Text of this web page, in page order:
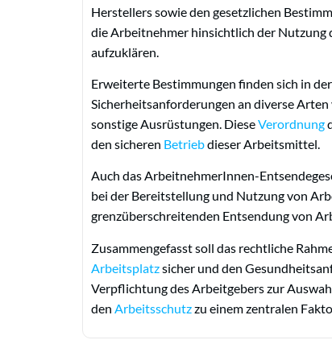
Herstellers sowie den gesetzlichen
die Arbeitnehmer hinsichtlich der
aufzuklären.
Erweiterte Bestimmungen finden sich in
Sicherheitsanforderungen an diverse
sonstige Ausrüstungen. DieseVerordnung
den sicheren Betriebdieser Arbeitsmittel.
Auch das ArbeitnehmerInnen-
bei der Bereitstellung und Nutzung von
grenzüberschreitenden Entsendung von
Zusammengefasst soll das rechtliche
Arbeitsplatzsicher und den
Verpflichtung des Arbeitgebers zur
den Arbeitsschutzzu einem zentralen